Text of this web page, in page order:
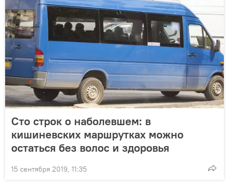
Сто строк о наболевшем: в
кишиневских маршрутках можно
остаться без волос и здоровья
15 сентября 2019, 11:35